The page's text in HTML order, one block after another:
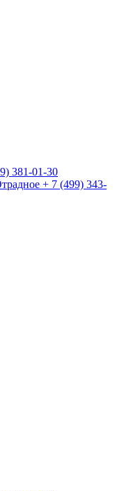
381-01-30
+ 7 (499) 343-